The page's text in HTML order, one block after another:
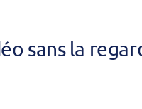
sans la